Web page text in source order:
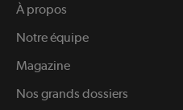
À propos
Notre équipe
Magazine
Nos grands dossiers